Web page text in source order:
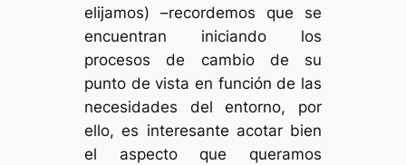
elijamos) –recordemos que se
encuentran iniciando los
procesos de cambio de su
punto de vista en función de las
necesidades del entorno, por
ello, es interesante acotar bien
el aspecto que queramos